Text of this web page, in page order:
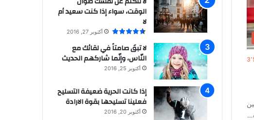
الوقت، سواء إذا كنت سعيد أم
لا
أكتوبر 27, 2016
لا تبقَ صامتاً في لقائك مع
النّاس، وإنّما شاركهم الحديث
أكتوبر 25, 2016
إذا كانت الحرية ضعيفة التسليح
فعلينا تسليحها بقوة الارادة
أكتوبر 20, 2016